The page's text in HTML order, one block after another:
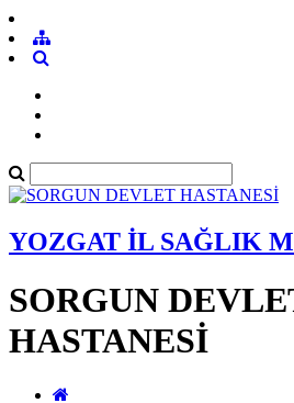
YOZGAT İL SAĞLIK
SORGUN
HASTANESİ